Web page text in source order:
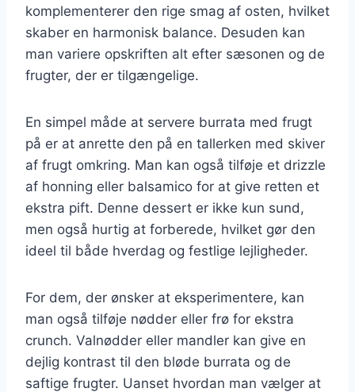
komplementerer den rige smag af osten, hvilket
skaber en harmonisk balance. Desuden kan
man variere opskriften alt efter sæsonen og de
frugter, der er tilgængelige.
En simpel måde at servere burrata med frugt
på er at anrette den på en tallerken med skiver
af frugt omkring. Man kan også tilføje et drizzle
af honning eller balsamico for at give retten et
ekstra pift. Denne dessert er ikke kun sund,
men også hurtig at forberede, hvilket gør den
ideel til både hverdag og festlige lejligheder.
For dem, der ønsker at eksperimentere, kan
man også tilføje nødder eller frø for ekstra
crunch. Valnødder eller mandler kan give en
dejlig kontrast til den bløde burrata og de
saftige frugter. Uanset hvordan man vælger at